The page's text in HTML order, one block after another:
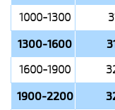
1000-1300
1300-1600
1600-1900
1900-2200